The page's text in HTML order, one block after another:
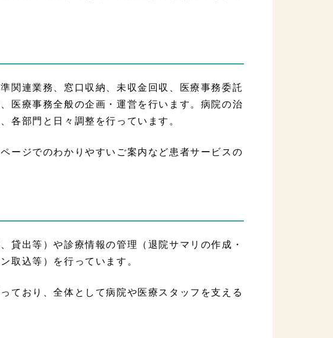
関連業務、窓口収納、未収金回収、医療事務委託
医療事務全般の企画・運営を行います。病院の治
各部門と日々調整を行っています。
ージでのわかりやすいご案内など患者サービスの
出等）や診療情報の管理（退院サマリの作成・
取込等）を行っています。
ており、全体として病院や医療スタッフを支える